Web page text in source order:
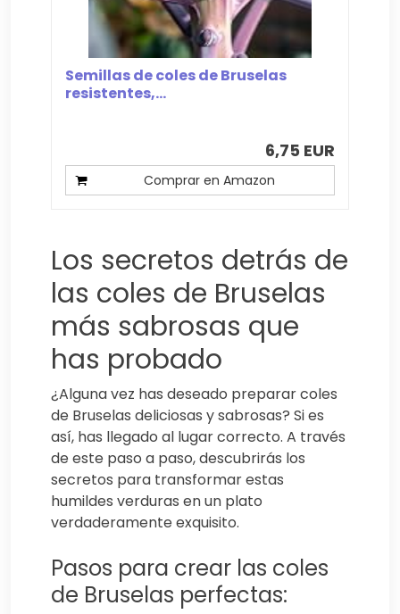
Semillas de coles de Bruselas
resistentes,...
6,75 EUR
Comprar en Amazon
Los secretos detrás de
las coles de Bruselas
más sabrosas que
has probado
¿Alguna vez has deseado preparar coles
de Bruselas deliciosas y sabrosas? Si es
así, has llegado al lugar correcto. A través
de este paso a paso, descubrirás los
secretos para transformar estas
humildes verduras en un plato
verdaderamente exquisito.
Pasos para crear las coles
de Bruselas perfectas: